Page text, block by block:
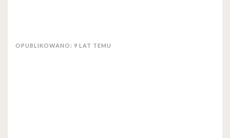
OPUBLIKOWANO: 9 LAT TEMU